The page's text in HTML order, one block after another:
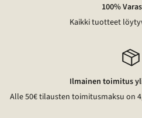
100%
Kaikki tuotteet
Ilmainen toimitus
Alle 50€ tilausten toimitusmaksu on